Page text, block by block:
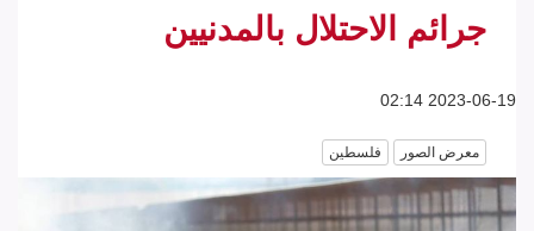
جرائم الاحتلال بالمدنيين
2023-06-19 02:14
معرض الصور فلسطين